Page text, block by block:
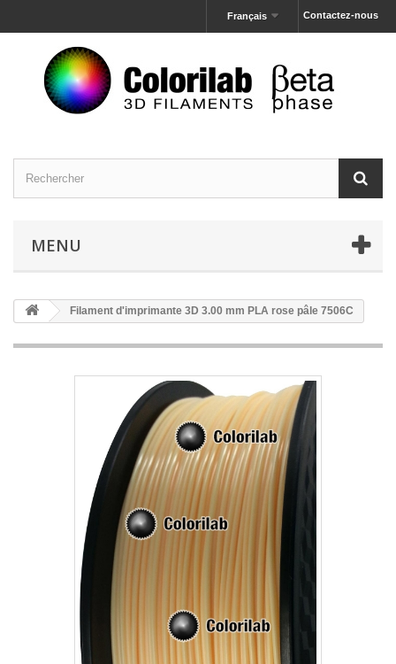
Contactez-nous
Français
MENU
Filament d'imprimante 3D 3.00 mm PLA rose pâle 7506C